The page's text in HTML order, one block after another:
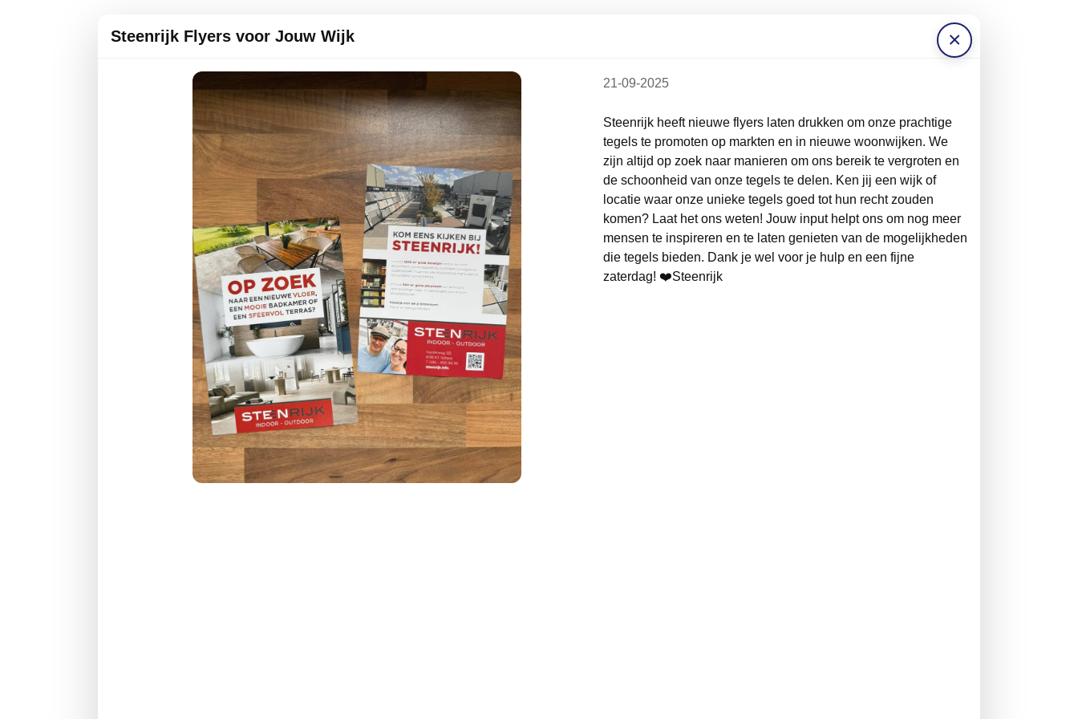
×
Steenrijk Flyers voor Jouw Wijk
21-09-2025
Steenrijk heeft nieuwe flyers laten drukken om onze prachtige
tegels te promoten op markten en in nieuwe woonwijken. We
zijn altijd op zoek naar manieren om ons bereik te vergroten en
de schoonheid van onze tegels te delen. Ken jij een wijk of
locatie waar onze unieke tegels goed tot hun recht zouden
komen? Laat het ons weten! Jouw input helpt ons om nog meer
mensen te inspireren en te laten genieten van de mogelijkheden
die tegels bieden. Dank je wel voor je hulp en een fijne
zaterdag! ❤️Steenrijk